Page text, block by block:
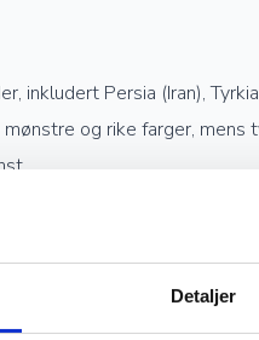
Detaljer
Persia (Iran),
og rike farger,
kan være en god